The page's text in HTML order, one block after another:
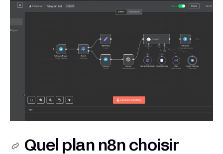
Quel plan n8n choisir